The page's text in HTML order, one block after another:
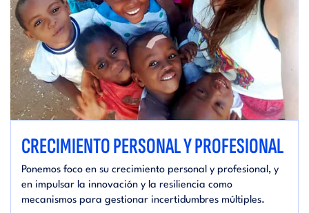
CRECIMIENTO PERSONAL Y PROFESIONAL
Ponemos foco en su crecimiento personal y profesional, y
en impulsar la innovación y la resiliencia como
mecanismos para gestionar incertidumbres múltiples.